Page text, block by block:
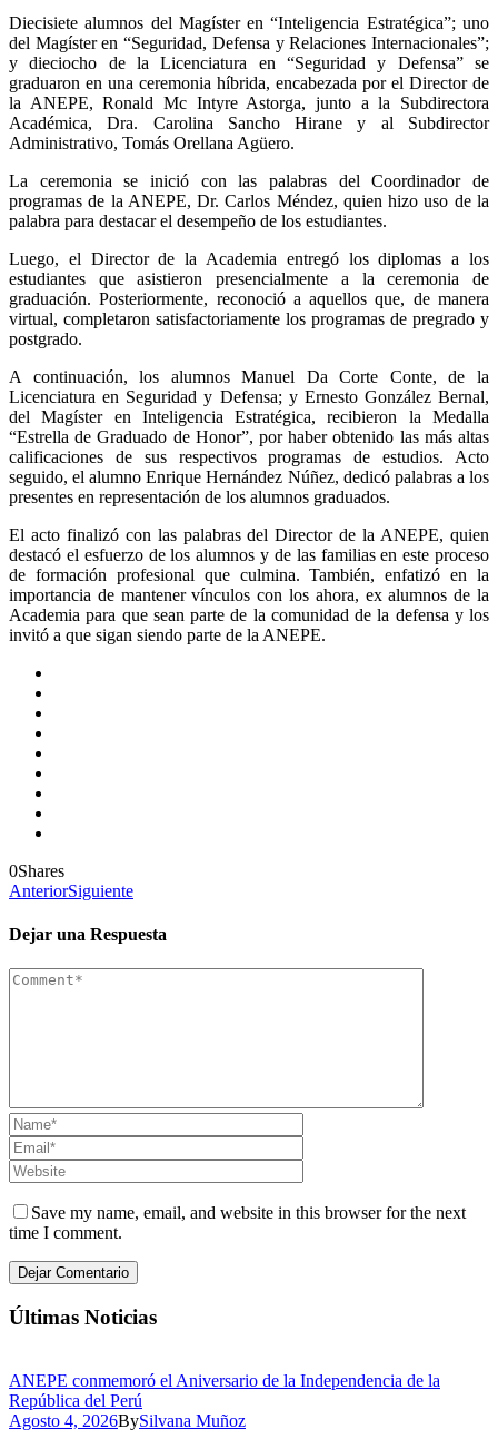
Diecisiete alumnos del Magíster en “Inteligencia Estratégica”; uno
del Magíster en “Seguridad, Defensa y Relaciones Internacionales”;
y dieciocho de la Licenciatura en “Seguridad y Defensa” se
graduaron en una ceremonia híbrida, encabezada por el Director de
la ANEPE, Ronald Mc Intyre Astorga, junto a la Subdirectora
Académica, Dra. Carolina Sancho Hirane y al Subdirector
Administrativo, Tomás Orellana Agüero.
La ceremonia se inició con las palabras del Coordinador de
programas de la ANEPE, Dr. Carlos Méndez, quien hizo uso de la
palabra para destacar el desempeño de los estudiantes.
Luego, el Director de la Academia entregó los diplomas a los
estudiantes que asistieron presencialmente a la ceremonia de
graduación. Posteriormente, reconoció a aquellos que, de manera
virtual, completaron satisfactoriamente los programas de pregrado y
postgrado.
A continuación, los alumnos Manuel Da Corte Conte, de la
Licenciatura en Seguridad y Defensa; y Ernesto González Bernal,
del Magíster en Inteligencia Estratégica, recibieron la Medalla
“Estrella de Graduado de Honor”, por haber obtenido las más altas
calificaciones de sus respectivos programas de estudios. Acto
seguido, el alumno Enrique Hernández Núñez, dedicó palabras a los
presentes en representación de los alumnos graduados.
El acto finalizó con las palabras del Director de la ANEPE, quien
destacó el esfuerzo de los alumnos y de las familias en este proceso
de formación profesional que culmina. También, enfatizó en la
importancia de mantener vínculos con los ahora, ex alumnos de la
Academia para que sean parte de la comunidad de la defensa y los
invitó a que sigan siendo parte de la ANEPE.
0Shares
AnteriorSiguiente
Dejar una Respuesta
Save my name, email, and website in this browser for the next
time I comment.
Últimas Noticias
ANEPE conmemoró el Aniversario de la Independencia de la
República del Perú
Agosto 4, 2026BySilvana Muñoz